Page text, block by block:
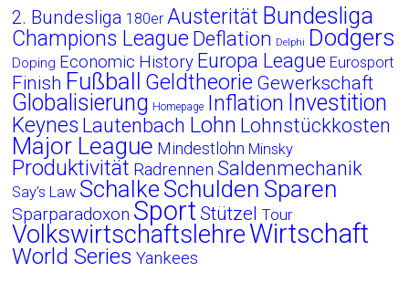
2. Bundesliga 180er Austerität Bundesliga
Champions League Deflation Delphi Dodgers
Doping Economic History Europa League Eurosport
Finish Fußball Geldtheorie Gewerkschaft
Globalisierung Homepage Inflation Investition
Keynes Lautenbach Lohn Lohnstückkosten
Major League Mindestlohn Minsky
Produktivität Radrennen Saldenmechanik
Say's Law Schalke Schulden Sparen
Sparparadoxon Sport Stützel Tour
VolkswirtschaftslehreWirtschaft
World Series Yankees